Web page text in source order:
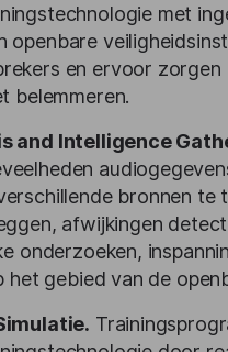
met
openbare
en ervoor
belemmeren.
and Intelligence
bronnen
afwijkingen
onderzoeken,
het gebied van de